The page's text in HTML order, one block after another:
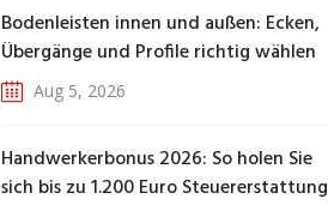
Bodenleisten innen und außen: Ecken,
Übergänge und Profile richtig wählen
Aug 5, 2026
Handwerkerbonus 2026: So holen Sie
sich bis zu 1.200 Euro Steuererstattung